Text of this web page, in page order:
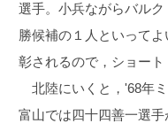
選手。小兵ながらバル
勝候補の１人といって
彰されるので，ショー
北陸にいくと，'68年
富山では四十四善一選